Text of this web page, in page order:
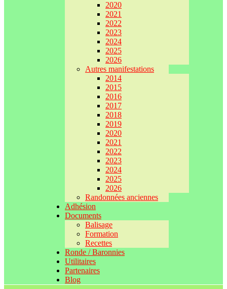
2020
2021
2022
2023
2024
2025
2026
Autres manifestations
2014
2015
2016
2017
2018
2019
2020
2021
2022
2023
2024
2025
2026
Randonnées anciennes
Adhésion
Documents
Balisage
Formation
Recettes
Ronde / Baronnies
Utilitaires
Partenaires
Blog